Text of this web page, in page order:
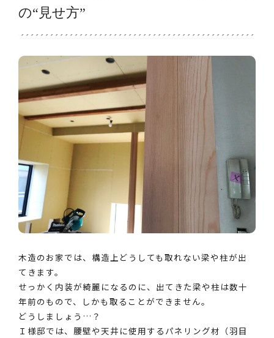
の“見せ方”
木造のお家では、構造上どうしても取れない梁や柱が出
てきます。
せっかく内装が綺麗になるのに、出てきた梁や柱は数十
年前のもので、しかも取ることができません。
どうしましょう…？
Ｉ様邸では、腰壁や天井に使用するパネリング材（羽目